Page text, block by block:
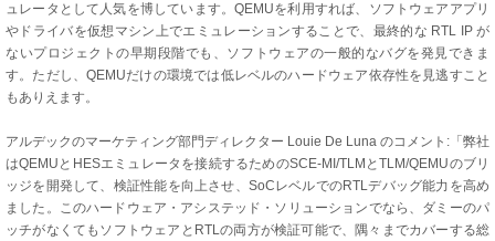
ュレータとして人気を博しています。QEMUを利用すれば、ソフトウェアアプリ
やドライバを仮想マシン上でエミュレーションすることで、最終的な RTL IP が
ないプロジェクトの早期段階でも、ソフトウェアの一般的なバグを発見できま
す。ただし、QEMUだけの環境では低レベルのハードウェア依存性を見逃すこと
もありえます。
アルデックのマーケティング部門ディレクター Louie De Luna のコメント:「弊社
はQEMUとHESエミュレータを接続するためのSCE-MI/TLMとTLM/QEMUのブリ
ッジを開発して、検証性能を向上させ、SoCレベルでのRTLデバッグ能力を高め
ました。このハードウェア・アシステッド・ソリューションでなら、ダミーのパ
ッチがなくてもソフトウェアとRTLの両方が検証可能で、隅々までカバーする総